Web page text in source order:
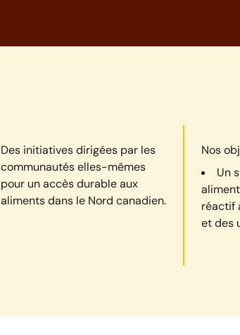
Des initiatives dirigées par les
communautés elles-mêmes
pour un accès durable aux
aliments dans le Nord canadien.
Nos
Un
réactif
et des